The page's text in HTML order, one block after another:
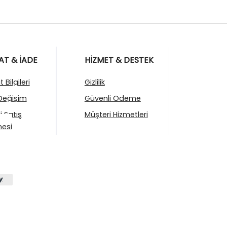
& İADE
Bilgileri
HİZMET & DESTEK
Gizlilik
Güvenli Ödeme
Müşteri Hizmetleri